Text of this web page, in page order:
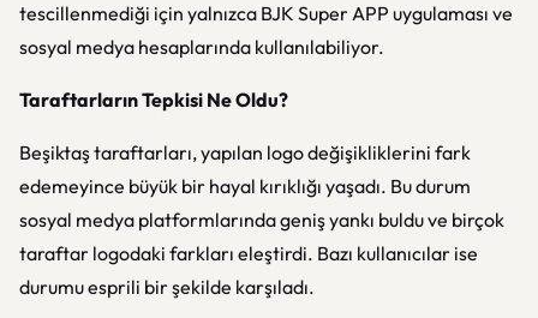
tescillenmediği için yalnızca BJK Super APP uygulaması ve
sosyal medya hesaplarında kullanılabiliyor.
Taraftarların Tepkisi Ne Oldu?
Beşiktaş taraftarları, yapılan logo değişikliklerini fark
edemeyince büyük bir hayal kırıklığı yaşadı. Bu durum
sosyal medya platformlarında geniş yankı buldu ve birçok
taraftar logodaki farkları eleştirdi. Bazı kullanıcılar ise
durumu esprili bir şekilde karşıladı.